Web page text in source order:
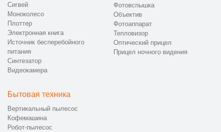
Сигвей
Моноколесо
Плоттер
Электронная книга
Источник бесперебойного
питания
Синтезатор
Видеокамера
Фотовспышка
Объектив
Фотоаппарат
Тепловизор
Оптический прицел
Прицел ночного видения
Бытовая техника
Вертикальный пылесос
Кофемашина
Робот-пылесос